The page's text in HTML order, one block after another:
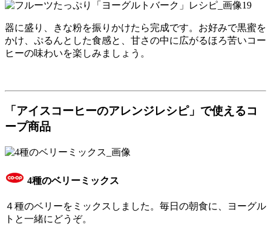
器に盛り、きな粉を振りかけたら完成です。お好みで黒蜜を
かけ、ぷるんとした食感と、甘さの中に広がるほろ苦いコー
ヒーの味わいを楽しみましょう。
「アイスコーヒーのアレンジレシピ」で使えるコ
ープ商品
4種のベリーミックス
４種のベリーをミックスしました。毎日の朝食に、ヨーグル
トと一緒にどうぞ。